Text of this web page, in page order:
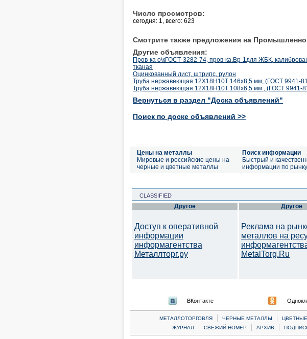
Число просмотров:
сегодня: 1, всего: 623
Смотрите также предложения на
Другие объявления:
Пров-ка о\кГОСТ-3282-74, пров-ка.Вр-1для ЖБК,
тканая
Оцинкованный лист, штрипс, рулон
Труба нержавеющая 12Х18Н10Т 146х8,5 мм, (ГОСТ 9941-
Труба нержавеющая 12Х18Н10Т 108х6,5 мм , (ГОСТ 9941-
Вернуться в раздел "Доска объявлений"
Поиск по доске объявлений >>
Цены на металлы
Мировые и российские цены на
черные и цветные металлы
Поиск информации
Быстрый и
информации по
CLASSIFIED
Другое
Доступ к оперативной
информации
информагентства
Металлторг.ру
Другое
Реклама на
металлов на
MetalTorg.Ru
ВКонтакте
МЕТАЛЛОТОРГОВЛЯ | ЧЕРНЫЕ МЕТАЛЛЫ |
ЖУРНАЛ
| СВЕЖИЙ НОМЕР | АРХИВ |